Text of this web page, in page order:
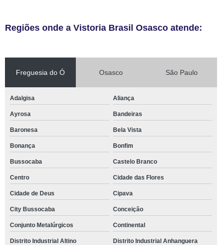
Regiões onde a Vistoria Brasil Osasco atende:
Freguesia do Ó Osasco São Paulo
Adalgisa Aliança
Ayrosa Bandeiras
Baronesa Bela Vista
Bonança Bonfim
Bussocaba Castelo Branco
Centro Cidade das Flores
Cidade de Deus Cipava
City Bussocaba Conceição
Conjunto Metalúrgicos Continental
Distrito Industrial Altino Distrito Industrial Anhanguera